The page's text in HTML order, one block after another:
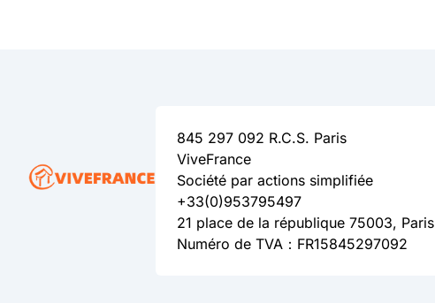
845 297 092 R.C.S. Paris
ViveFrance
Société par actions simplifiée
+33(0)953795497
21 place de la république 75003, Paris
Numéro de TVA：FR15845297092